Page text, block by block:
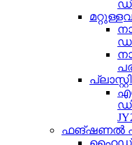
മറ്റുള്ളവ
ഫങ്ഷണൽ